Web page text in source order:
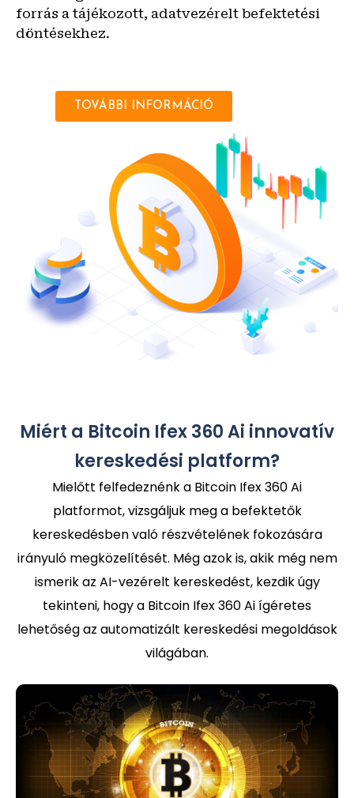
forrás a tájékozott, adatvezérelt befektetési
döntésekhez.
TOVÁBBI INFORMÁCIÓ
Miért a Bitcoin Ifex 360 Ai innovatív
kereskedési platform?
Mielőtt felfedeznénk a Bitcoin Ifex 360 Ai
platformot, vizsgáljuk meg a befektetők
kereskedésben való részvételének fokozására
irányuló megközelítését. Még azok is, akik még nem
ismerik az AI-vezérelt kereskedést, kezdik úgy
tekinteni, hogy a Bitcoin Ifex 360 Ai ígéretes
lehetőség az automatizált kereskedési megoldások
világában.